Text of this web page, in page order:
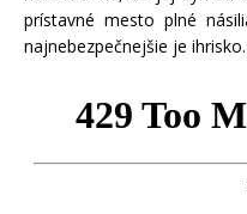
prístavné mesto plné
najnebezpečnejšie je